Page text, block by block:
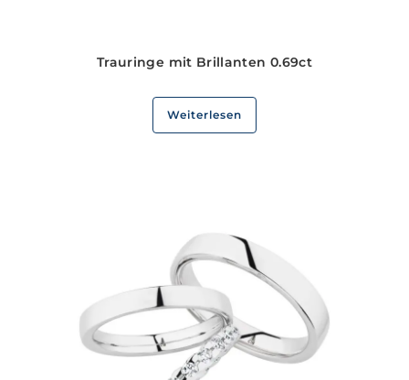
Trauringe mit Brillanten 0.69ct
Weiterlesen